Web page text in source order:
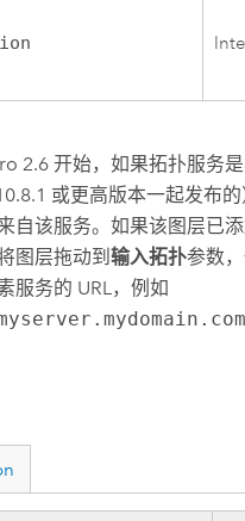
2.6 开始，如果拓扑服务
或更高版本一起发布
自该服务。如果该图层已
图层拖动到输入拓扑参数
服务的 URL，例如